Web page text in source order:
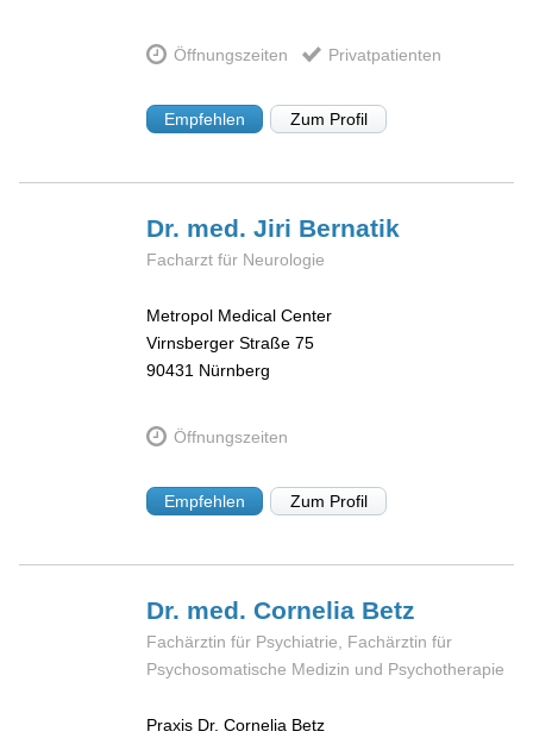
Öffnungszeiten Privatpatienten
Empfehlen Zum Profil
Dr. med. Jiri Bernatik
Facharzt für Neurologie
Metropol Medical Center
Virnsberger Straße 75
90431 Nürnberg
Öffnungszeiten
Empfehlen Zum Profil
Dr. med. Cornelia Betz
Fachärztin für Psychiatrie, Fachärztin für
Psychosomatische Medizin und Psychotherapie
Praxis Dr. Cornelia Betz